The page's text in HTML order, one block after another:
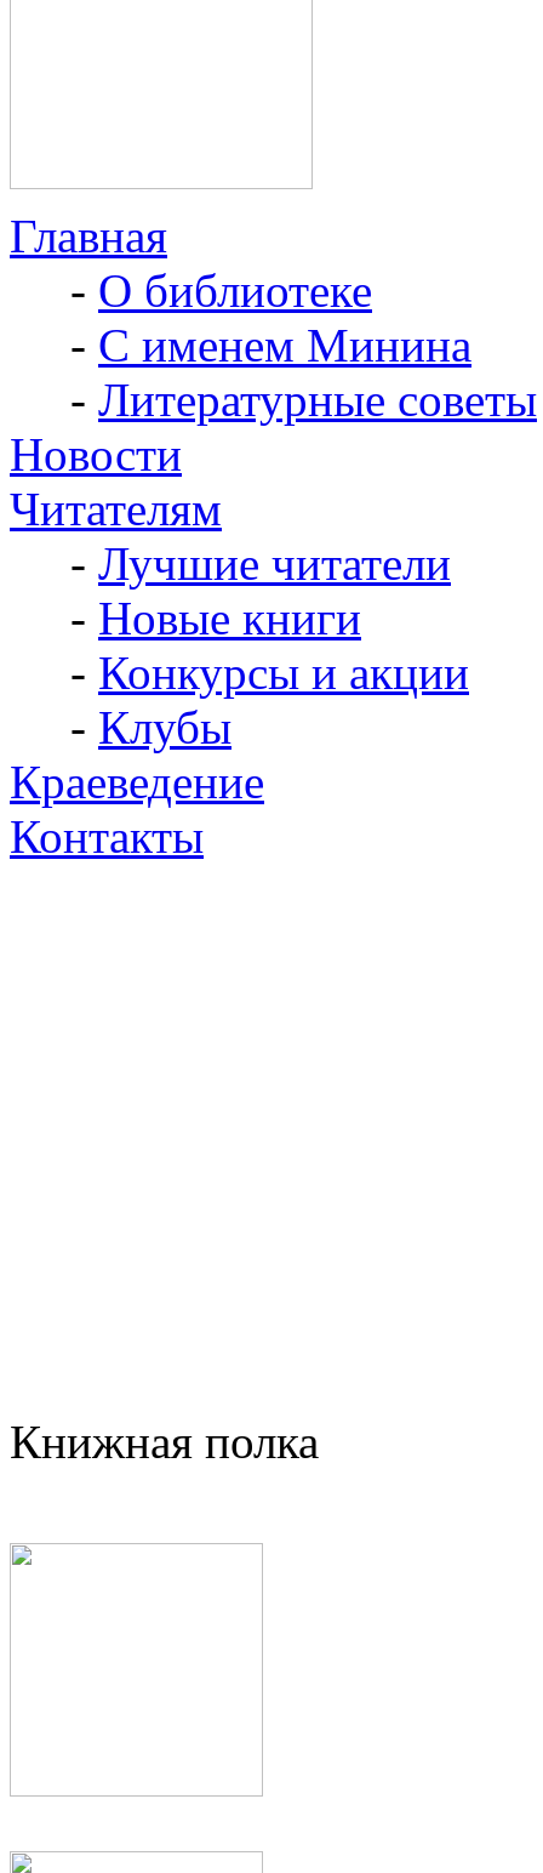
Главная
- О библиотеке
- С именем Минина
- Литературные советы
Новости
Читателям
- Лучшие читатели
- Новые книги
- Конкурсы и акции
- Клубы
Краеведение
Контакты
Книжная полка